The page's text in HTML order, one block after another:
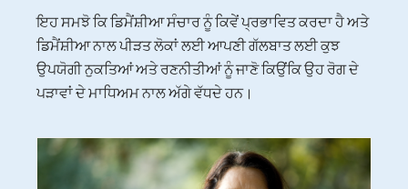
ਇਹ ਸਮਝੋ ਕਿ ਡਿਮੈਂਸ਼ੀਆ ਸੰਚਾਰ ਨੂੰ ਕਿਵੇਂ ਪ੍ਰਭਾਵਿਤ ਕਰਦਾ ਹੈ ਅਤੇ
ਡਿਮੈਂਸ਼ੀਆ ਨਾਲ ਪੀੜਤ ਲੋਕਾਂ ਲਈ ਆਪਣੀ ਗੱਲਬਾਤ ਲਈ ਕੁਝ
ਉਪਯੋਗੀ ਨੁਕਤਿਆਂ ਅਤੇ ਰਣਨੀਤੀਆਂ ਨੂੰ ਜਾਣੋ ਕਿਉਂਕਿ ਉਹ ਰੋਗ ਦੇ
ਪੜਾਵਾਂ ਦੇ ਮਾਧਿਅਮ ਨਾਲ ਅੱਗੇ ਵੱਧਦੇ ਹਨ।